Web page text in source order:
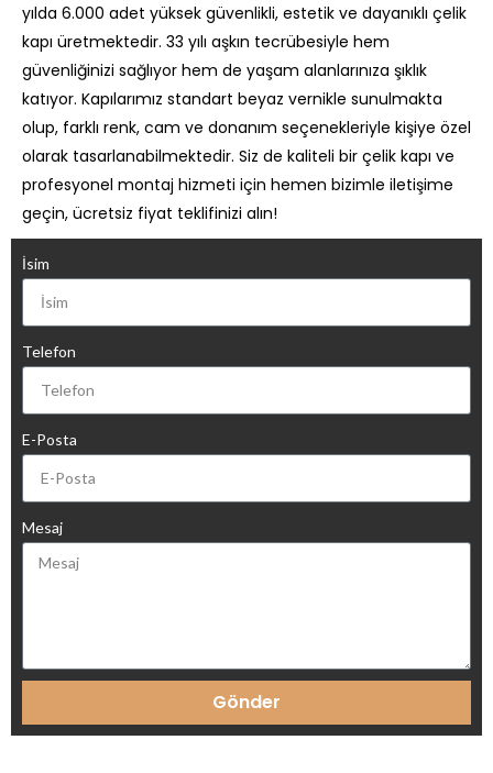
yılda 6.000 adet yüksek güvenlikli, estetik ve dayanıklı çelik
kapı üretmektedir. 33 yılı aşkın tecrübesiyle hem
güvenliğinizi sağlıyor hem de yaşam alanlarınıza şıklık
katıyor. Kapılarımız standart beyaz vernikle sunulmakta
olup, farklı renk, cam ve donanım seçenekleriyle kişiye özel
olarak tasarlanabilmektedir. Siz de kaliteli bir çelik kapı ve
profesyonel montaj hizmeti için hemen bizimle iletişime
geçin, ücretsiz fiyat teklifinizi alın!
İsim
Telefon
E-Posta
Mesaj
Gönder